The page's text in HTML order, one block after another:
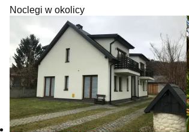
Noclegi w okolicy